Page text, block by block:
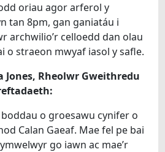
oriau agor arferol y
tan 8pm, gan ganiatáu i
archwilio’r celloedd dan olau
o straeon mwyaf iasol y safle.
Jones, Rheolwr Gweithredu
o groesawu cynifer o
Calan Gaeaf. Mae fel pe bai
go iawn ac mae’r